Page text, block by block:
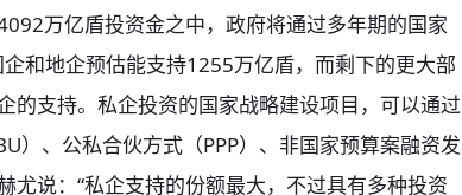
万亿盾投资金之中，政府将通过多年期的国家
和地企预估能支持1255万亿盾，而剩下的更大部
的支持。私企投资的国家战略建设项目，可以通过
）、公私合伙方式（PPP）、非国家预算案融资发
尤说：“私企支持的份额最大，不过具有多种投资